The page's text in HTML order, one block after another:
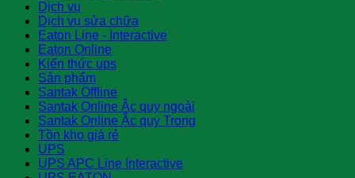
Dịch vụ
Dịch vụ sửa chữa
Eaton Line - Interactive
Eaton Online
Kiến thức ups
Sản phẩm
Santak Offline
Santak Online Ắc quy ngoài
Santak Online Ắc quy Trong
Tồn kho giá rẻ
UPS
UPS APC Line Interactive